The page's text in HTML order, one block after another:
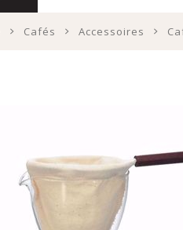
Cafés Accessoires